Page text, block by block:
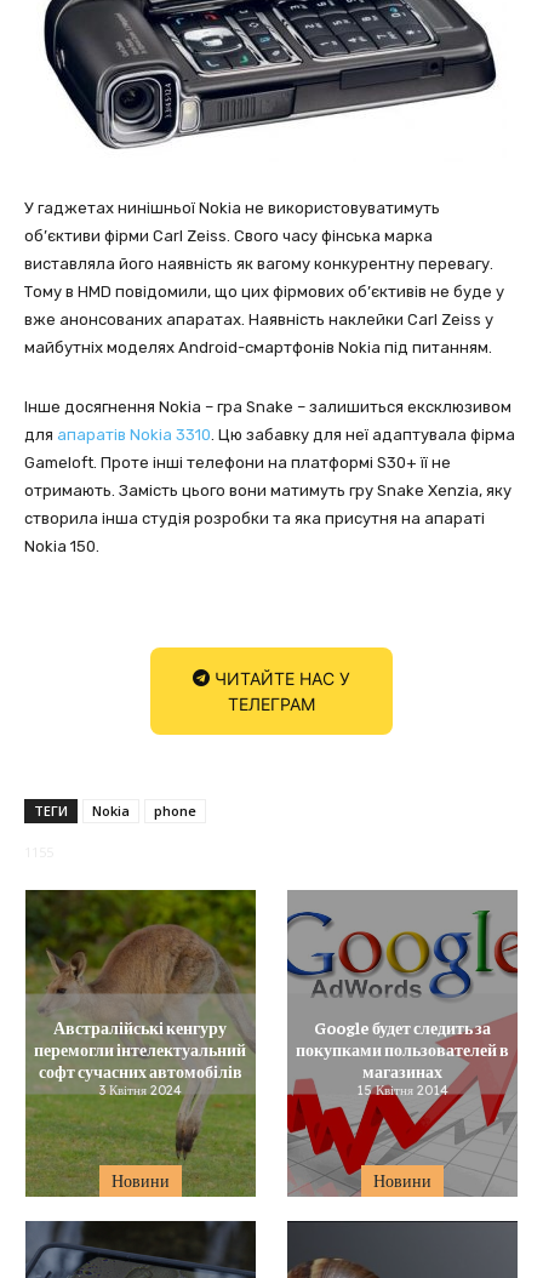
У гаджетах нинішньої Nokia не використовуватимуть
об’єктиви фірми Carl Zeiss. Свого часу фінська марка
виставляла його наявність як вагому конкурентну перевагу.
Тому в HMD повідомили, що цих фірмових об’єктивів не буде у
вже анонсованих апаратах. Наявність наклейки Carl Zeiss у
майбутніх моделях Android-смартфонів Nokia під питанням.
Інше досягнення Nokia – гра Snake – залишиться ексклюзивом
для апаратів Nokia 3310. Цю забавку для неї адаптувала фірма
Gameloft. Проте інші телефони на платформі S30+ її не
отримають. Замість цього вони матимуть гру Snake Xenzia, яку
створила інша студія розробки та яка присутня на апараті
Nokia 150.
ЧИТАЙТЕ НАС У
ТЕЛЕГРАМ
ТЕГИ Nokia phone
Новини
Австралійські кенгуру
перемогли інтелектуальний
софт сучасних автомобілів
3 Квітня 2024
Новини
Google будет следить за
покупками пользователей в
магазинах
15 Квітня 2014